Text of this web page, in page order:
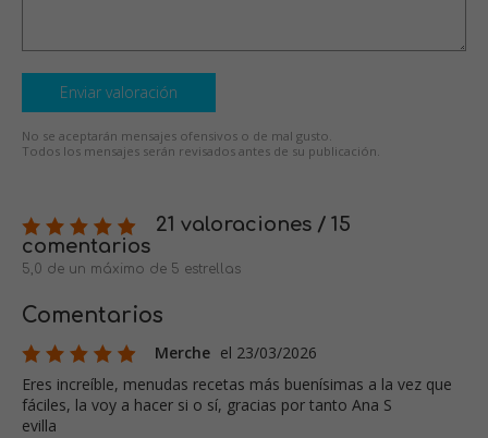
Enviar valoración
No se aceptarán mensajes ofensivos o de mal gusto.
Todos los mensajes serán revisados antes de su publicación.
21 valoraciones / 15
comentarios
5,0 de un máximo de 5 estrellas
Comentarios
Merche el 23/03/2026
Eres increíble, menudas recetas más buenísimas a la vez que
fáciles, la voy a hacer si o sí, gracias por tanto Ana S
evilla